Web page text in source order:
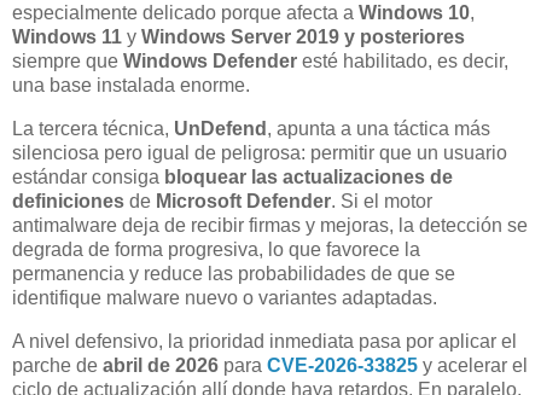
especialmente delicado porque afecta a Windows 10,
Windows 11 y Windows Server 2019 y posteriores
siempre que Windows Defender esté habilitado, es decir,
una base instalada enorme.
La tercera técnica, UnDefend , apunta a una táctica más
silenciosa pero igual de peligrosa: permitir que un usuario
estándar consiga bloquear las actualizaciones de
definiciones de Microsoft Defender. Si el motor
antimalware deja de recibir firmas y mejoras, la detección se
degrada de forma progresiva, lo que favorece la
permanencia y reduce las probabilidades de que se
identifique malware nuevo o variantes adaptadas.
A nivel defensivo, la prioridad inmediata pasa por aplicar el
parche de abril de 2026 para CVE-2026-33825 y acelerar el
ciclo de actualización allí donde haya retardos. En paralelo,